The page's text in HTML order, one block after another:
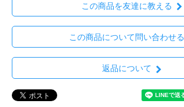
この商品を友達に教える
この商品について問い合わせる
返品について